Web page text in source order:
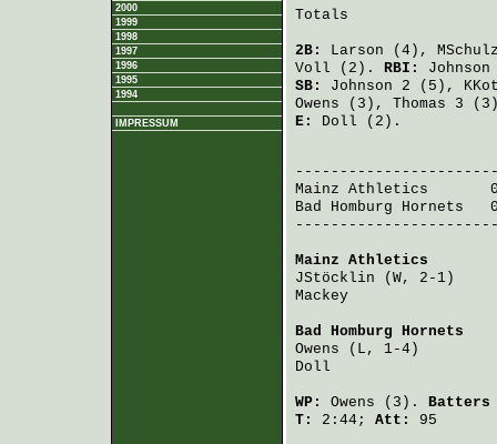
2000
1999
1998
1997
1996
1995
1994
IMPRESSUM
Totals
2B: Larson (4),
Voll (2). RBI: Johnson
SB: Johnson 2 (5),
Owens (3), Thomas 3
E: Doll (2).
Mainz Athletics
Bad Homburg Hornets
Mainz Athletics
JStöcklin (W, 2-1)
Mackey
Bad Homburg Hornets
Owens (L, 1-4)
Doll
WP: Owens (3). Batters
T:
2:44; Att: 95